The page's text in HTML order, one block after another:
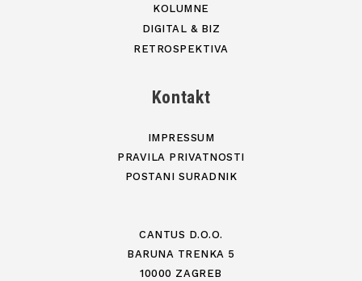
KOLUMNE
DIGITAL & BIZ
RETROSPEKTIVA
Kontakt
IMPRESSUM
PRAVILA PRIVATNOSTI
POSTANI SURADNIK
CANTUS D.O.O.
BARUNA TRENKA 5
10000 ZAGREB